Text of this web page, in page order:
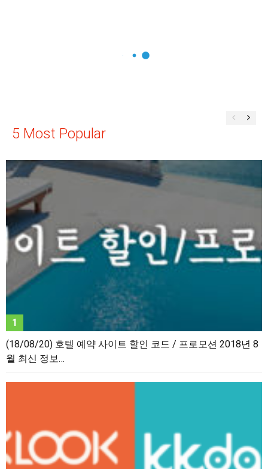
5 Most Popular
(18/08/20) 호텔 예약 사이트 할인 코드 / 프로모션 2018년 8
월 최신 정보…